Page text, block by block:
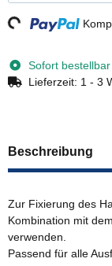
Sofort bestellbar
Lieferzeit: 1 - 3
Beschreibung
Zur Fixierung des
Kombination mit
verwenden.
Passend für alle